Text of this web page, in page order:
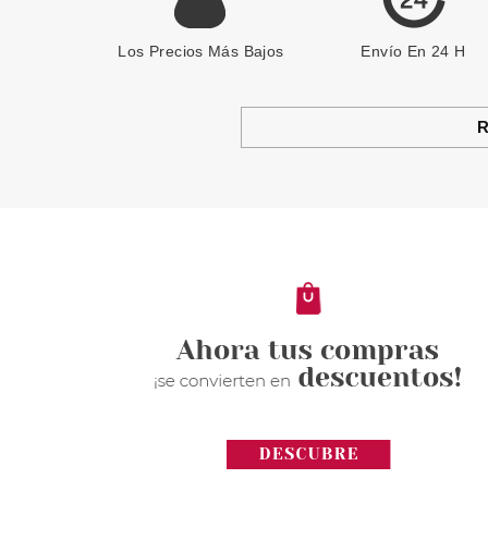
Los Precios Más Bajos Envío En 24 H